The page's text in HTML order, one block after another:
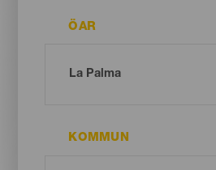
ÖAR
KOMMUN